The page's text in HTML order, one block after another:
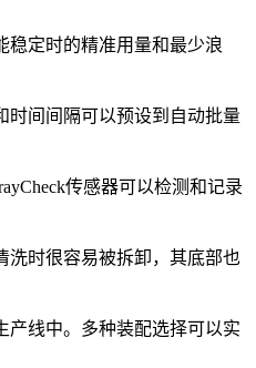
稳定时的精准用量和最少浪
间间隔可以预设到自动批量
传感器可以检测和记录
洗时很容易被拆卸，其底部也
产线中。多种装配选择可以实